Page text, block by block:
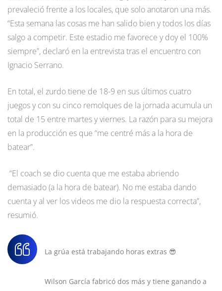
prevaleció frente a los locales, que solo anotaron una más.
“Esta semana las cosas me han salido bien y todos los días
salgo a competir. Este estadio me favorece y doy el 100%
siempre”, declaró en la entrevista tras el encuentro con
Ignacio Serrano.
En total, el zurdo tiene de 18-9 en sus últimos cuatro
juegos y con su cinco remolques de la jornada acumula un
total de 15 entre martes y viernes. La razón para su mejora
en la producción es que “me centré más a la hora de
batear”.
“El coach se dio cuenta que me estaba abriendo
demasiado (a la hora de batear). No me estaba dando
cuenta y al ver los videos me dio la respuesta correcta”,
resumió.
La grúa está trabajando horas extras 😎
Wilson García fabricó dos más y tiene ganando a